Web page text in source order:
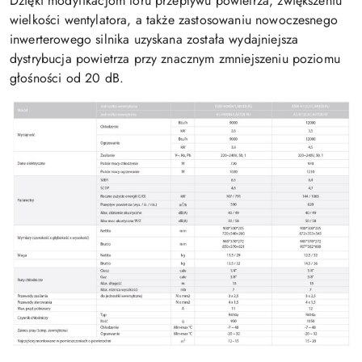
wielkości wentylatora, a także zastosowaniu nowoczesnego
inwerterowego silnika uzyskana została wydajniejsza
dystrybucja powietrza przy znacznym zmniejszeniu poziomu
głośności od 20 dB.